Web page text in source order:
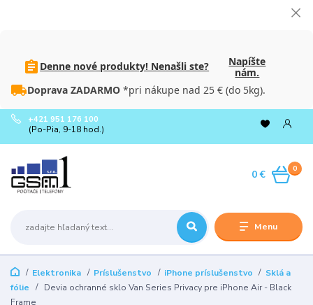
Denne nové produkty! Nenašli ste?
Napíšte
nám.
Doprava ZADARMO *pri nákupe nad 25 € (do 5kg).
Menu
+421 951 176 100
(Po-Pia, 9-18 hod.)
0
0 €
Elektronika Príslušenstvo iPhone príslušenstvo
Sklá a
fólie
Devia ochranné sklo Van Series Privacy pre iPhone Air - Black
Frame